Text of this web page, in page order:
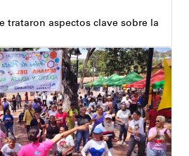
trataron aspectos clave sobre la
las quejas, sugerencias y
se ejecutan en articulación con